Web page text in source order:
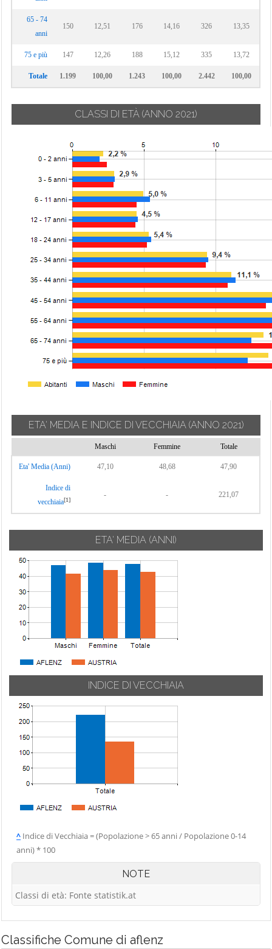
65 - 74
anni
150 12,51 176 14,16 326 13,35
75 e più 147 12,26 188 15,12 335 13,72
Totale 1.199 100,00 1.243 100,00 2.442 100,00
CLASSI DI ETÀ (ANNO 2021)
ETA' MEDIA E INDICE DI VECCHIAIA (ANNO 2021)
Maschi Femmine Totale
Eta' Media (Anni) 47,10 48,68 47,90
Indice di
vecchiaia[1]
- - 221,07
ETA' MEDIA (ANNI)
INDICE DI VECCHIAIA
^ Indice di Vecchiaia = (Popolazione > 65 anni / Popolazione 0-14
anni) * 100
NOTE
Classi di età: Fonte statistik.at
Classifiche Comune di aflenz